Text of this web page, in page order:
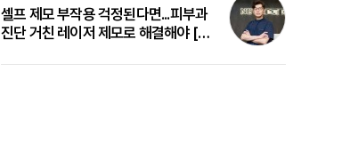
셀프 제모 부작용 걱정된다면...피부과
진단 거친 레이저 제모로 해결해야 [변